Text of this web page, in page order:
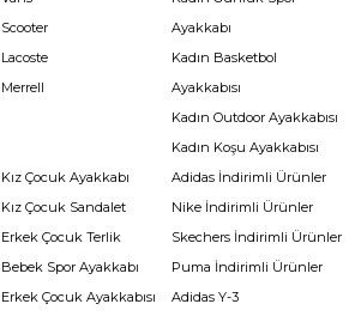
Scooter
Lacoste
Merrell
Ayakkabı
Kadın Basketbol
Ayakkabısı
Kadın Outdoor Ayakkabısı
Kadın Koşu Ayakkabısı
Kız Çocuk Ayakkabı
Kız Çocuk Sandalet
Erkek Çocuk Terlik
Bebek Spor Ayakkabı
Erkek Çocuk Ayakkabısı
Adidas İndirimli Ürünler
Nike İndirimli Ürünler
Skechers İndirimli Ürünler
Puma İndirimli Ürünler
Adidas Y-3